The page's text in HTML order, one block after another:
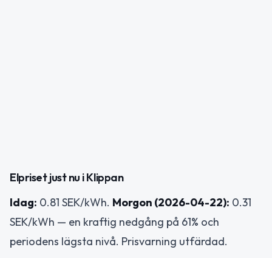
Elpriset just nu i Klippan
Idag: 0.81 SEK/kWh. Morgon (2026-04-22): 0.31
SEK/kWh — en kraftig nedgång på 61% och
periodens lägsta nivå. Prisvarning utfärdad.